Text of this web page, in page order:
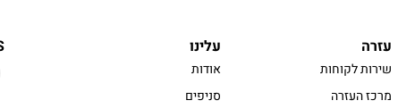
עזרה
שירות לקוחות
מרכז העזרה
עלינו
אודות
סניפים